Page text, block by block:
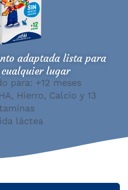
adaptada lista para
lugar
para: +12 meses
Hierro, Calcio y 13
láctea